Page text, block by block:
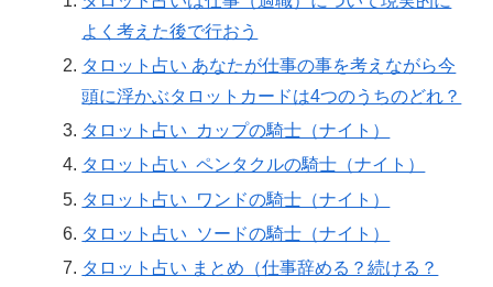
よく考えた後で行おう
タロット占い あなたが仕事の事を考えながら今
頭に浮かぶタロットカードは4つのうちのどれ？
タロット占い カップの騎士（ナイト）
タロット占い ペンタクルの騎士（ナイト）
タロット占い ワンドの騎士（ナイト）
タロット占い ソードの騎士（ナイト）
タロット占い まとめ（仕事辞める？続ける？